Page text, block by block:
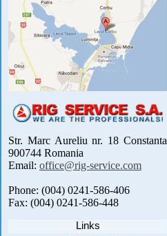
Str. Marc Aureliu nr. 18 Constanta
900744 Romania
Email: office@rig-service.com
Phone: (004) 0241-586-406
Fax: (004) 0241-586-448
Links